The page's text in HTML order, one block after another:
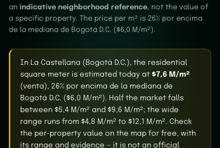
an indicative neighborhood reference, not the value of
a specific property. The price per m² is 26% por encima
de la mediana de Bogotá D.C. ($6,0 M/m²).
In La Castellana (Bogotá D.C.), the residential
square meter is estimated today at $7,6 M/m²
(venta), 26% por encima de la mediana de
Bogotá D.C. ($6,0 M/m²). Half the market falls
between $5,4 M/m² and $9,6 M/m²; the wide
range runs from $4,8 M/m² to $12,1 M/m². Check
the per-property value on the map for free, with
its range and evidence — it is not an official